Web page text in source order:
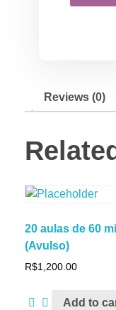
Reviews (0)
20 aulas de 60
(Avulso)
R$1,200.00
Add to